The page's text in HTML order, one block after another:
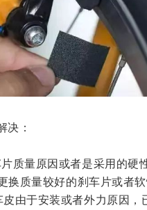
决：
质量原因或者是采用的硬
换质量较好的刹车片或者软
皮由于安装或者外力原因，